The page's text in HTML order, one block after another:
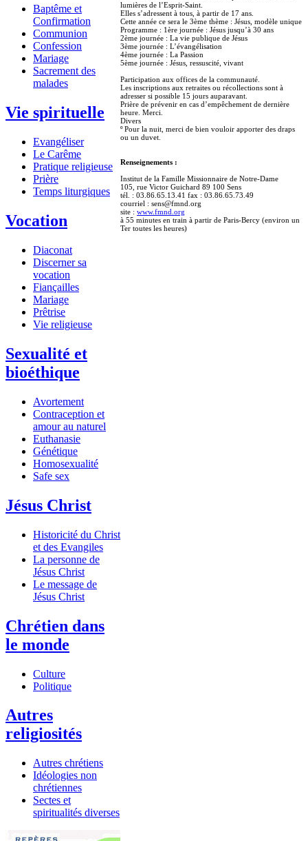
Baptême et
Confirmation
Communion
Confession
Mariage
Sacrement des
malades
Vie spirituelle
Evangéliser
Le Carême
Pratique religieuse
Prière
Temps liturgiques
Vocation
Diaconat
Discerner sa
vocation
Fiançailles
Mariage
Prêtrise
Vie religieuse
Sexualité et
bioéthique
Avortement
Contraception et
amour au naturel
Euthanasie
Génétique
Homosexualité
Safe sex
Jésus Christ
Historicité du Christ
et des Evangiles
La personne de
Jésus Christ
Le message de
Jésus Christ
Chrétien dans
le monde
Culture
Politique
Autres
religiosités
Autres chrétiens
Idéologies non
chrétiennes
Sectes et
spiritualités diverses
lumières de l’Esprit-Saint.
Elles s’adressent à tous, à partir de 17 ans.
Cette année ce sera le 3ème thème : Jésus, modèle unique
Programme : 1ère journée : Jésus jusqu’à 30 ans
2ème journée : La vie publique de Jésus
3ème journée : L’évangélisation
4ème journée : La Passion
5ème journée : Jésus, ressuscité, vivant
Participation aux offices de la communauté.
Les inscriptions aux retraites ou récollections sont à
adresser si possible 15 jours auparavant.
Prière de prévenir en cas d’empêchement de dernière
heure. Merci.
Divers
º Pour la nuit, merci de bien vouloir apporter des draps
ou un duvet.
Renseignements :
Institut de la Famille Missionnaire de Notre-Dame
105, rue Victor Guichard 89 100 Sens
tél. : 03.86.65.13.41 fax : 03.86.65.73.49
courriel : sens@fmnd.org
site : www.fmnd.org
à 55 minutes en train à partir de Paris-Bercy (environ un
Ter toutes les heures)